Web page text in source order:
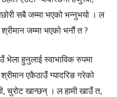
सबै जम्मा भएको भन्नुभयो । ल
जम्मा भएको भनौं त ?
भेला हुनुलाई स्वाभाविक रुपमा
एकैठाउँ ग्यादरिङ गरेको
चुरोट खान्छन् । ल हामी खाउँ त,